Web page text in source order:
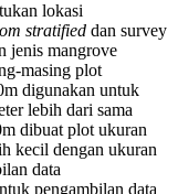
lokasi
stratified dan survey
jenis mangrove
masing plot
digunakan untuk
lebih dari sama
dibuat plot ukuran
kecil dengan ukuran
data
pengambilan data